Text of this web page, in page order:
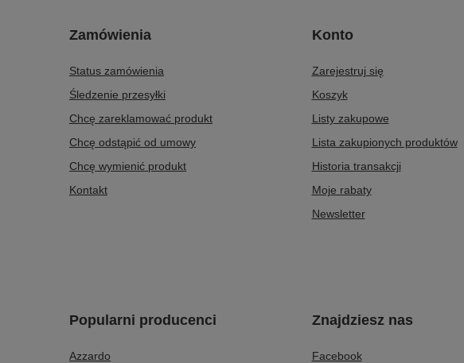
Zamówienia
Status zamówienia
Śledzenie przesyłki
Chcę zareklamować produkt
Chcę odstąpić od umowy
Chcę wymienić produkt
Kontakt
Konto
Zarejestruj się
Koszyk
Listy zakupowe
Lista zakupionych produktów
Historia transakcji
Moje rabaty
Newsletter
Popularni producenci
Azzardo
Znajdziesz nas
Facebook